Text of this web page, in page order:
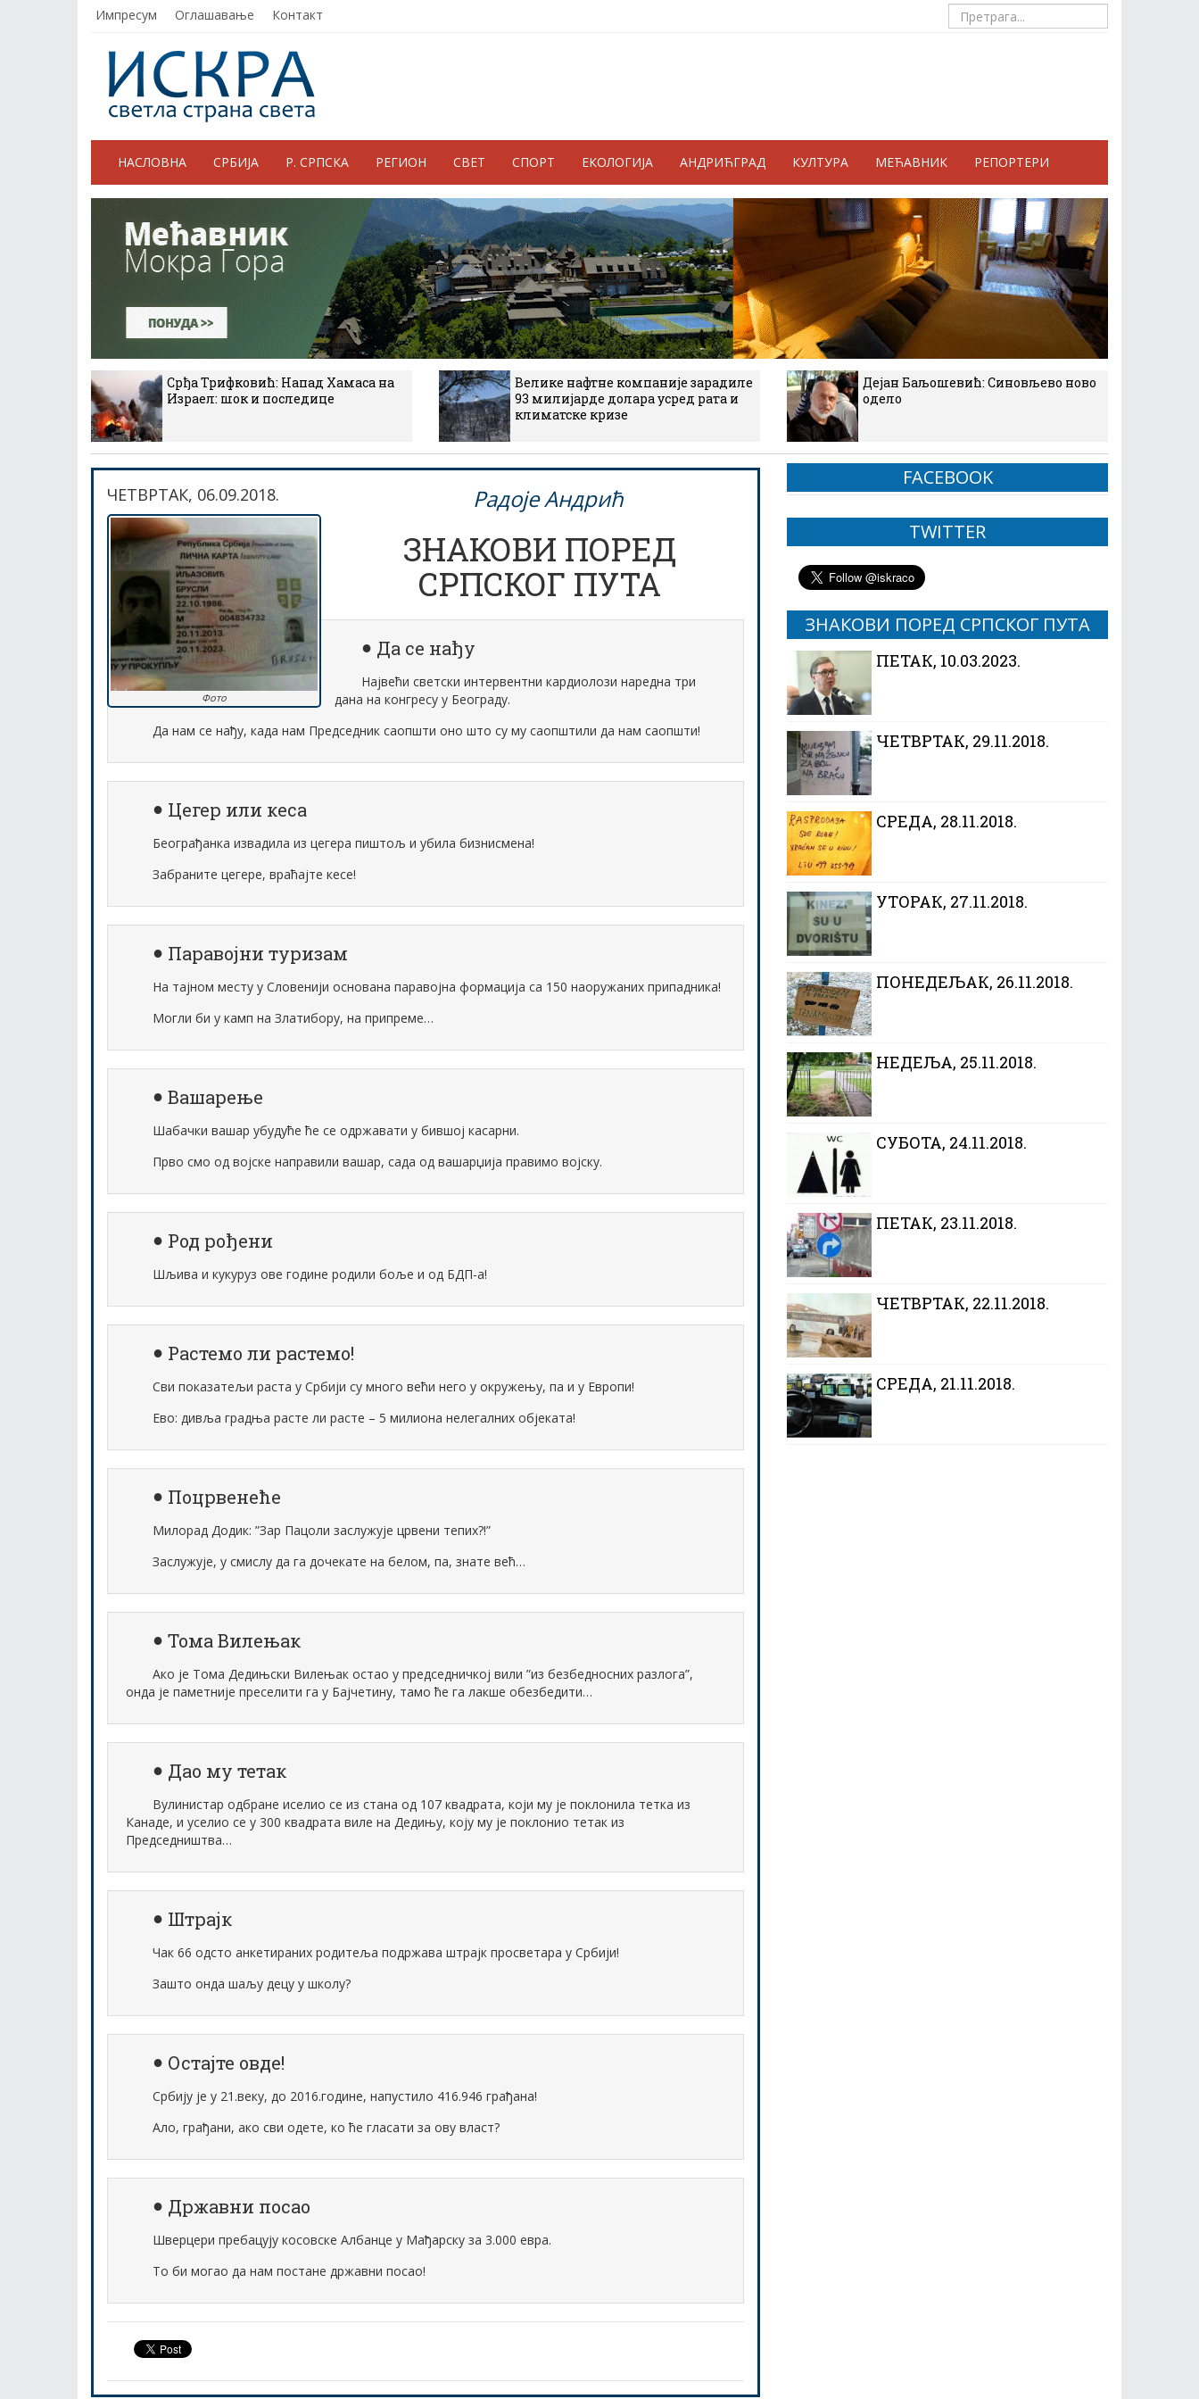
Импресум Оглашавање Контакт
НАСЛОВНА СРБИЈА Р. СРПСКА РЕГИОН СВЕТ СПОРТ ЕКОЛОГИЈА АНДРИЋГРАД КУЛТУРА МЕЋАВНИК РЕПОРТЕРИ
Срђа Трифковић: Напад Хамаса на
Израел: шок и последице
Велике нафтне компаније зарадиле
93 милијарде долара усред рата и
климатске кризе
Дејан Баљошевић: Синовљево ново
одело
ЧЕТВРТАК, 06.09.2018. Радоје Андрић
Фото
ЗНАКОВИ ПОРЕД
СРПСКОГ ПУТА
Да се нађу
Највећи светски интервентни кардиолози наредна три
дана на конгресу у Београду.
Да нам се нађу, када нам Председник саопшти оно што су му саопштили да нам саопшти!
Цегер или кеса
Београђанка извадила из цегера пиштољ и убила бизнисмена!
Забраните цегере, враћајте кесе!
Паравојни туризам
На тајном месту у Словенији основана паравојна формација са 150 наоружаних припадника!
Могли би у камп на Златибору, на припреме…
Вашарење
Шабачки вашар убудуће ће се одржавати у бившој касарни.
Прво смо од војске направили вашар, сада од вашарџија правимо војску.
Род рођени
Шљива и кукуруз ове године родили боље и од БДП-а!
Растемо ли растемо!
Сви показатељи раста у Србији су много већи него у окружењу, па и у Европи!
Ево: дивља градња расте ли расте – 5 милиона нелегалних објеката!
Поцрвенеће
Милорад Додик: ”Зар Пацоли заслужује црвени тепих?!”
Заслужује, у смислу да га дочекате на белом, па, знате већ…
Тома Вилењак
Ако је Тома Дедињски Вилењак остао у председничкој вили ”из безбедносних разлога”,
онда је паметније преселити га у Бајчетину, тамо ће га лакше обезбедити…
Дао му тетак
Вулинистар одбране иселио се из стана од 107 квадрата, који му је поклонила тетка из
Канаде, и уселио се у 300 квадрата виле на Дедињу, коју му је поклонио тетак из
Председништва…
Штрајк
Чак 66 одсто анкетираних родитеља подржава штрајк просветара у Србији!
Зашто онда шаљу децу у школу?
Остајте овде!
Србију је у 21.веку, до 2016.године, напустило 416.946 грађана!
Ало, грађани, ако сви одете, ко ће гласати за ову власт?
Државни посао
Шверцери пребацују косовске Албанце у Мађарску за 3.000 евра.
То би могао да нам постане државни посао!
FACEBOOK
TWITTER
ЗНАКОВИ ПОРЕД СРПСКОГ ПУТА
ПЕТАК, 10.03.2023.
ЧЕТВРТАК, 29.11.2018.
CРЕДА, 28.11.2018.
УТОРАК, 27.11.2018.
ПОНЕДЕЉАК, 26.11.2018.
НЕДЕЉА, 25.11.2018.
СУБОТА, 24.11.2018.
ПЕТАК, 23.11.2018.
ЧЕТВРТАК, 22.11.2018.
CРЕДА, 21.11.2018.